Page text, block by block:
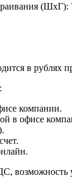
(ШхГ):
в рублях
компании.
в офисе
возможность